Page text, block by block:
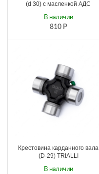
(d 30) с масленкой АДС
810 Р
В наличии
Крестовина карданного вала
(D-29) TRIALLI
В наличии